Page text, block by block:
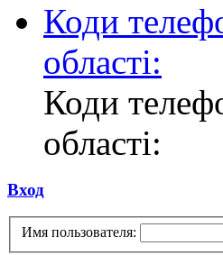
Коди
області:
Коди
області:
Вход
Имя пользователя: